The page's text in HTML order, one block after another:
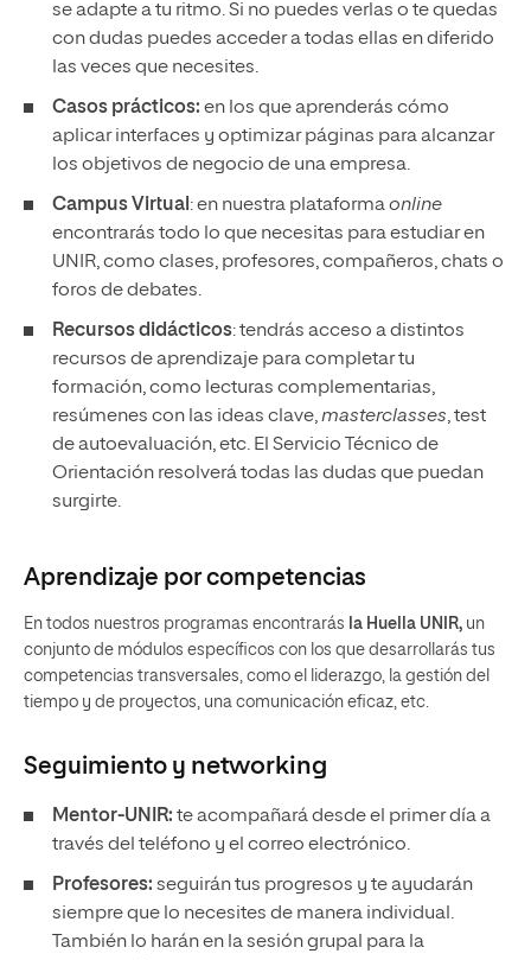
se adapte a tu ritmo. Si no puedes verlas o te quedas
con dudas puedes acceder a todas ellas en diferido
las veces que necesites.
Casos prácticos: en los que aprenderás cómo
aplicar interfaces y optimizar páginas para alcanzar
los objetivos de negocio de una empresa.
Campus Virtual : en nuestra plataformaonline
encontrarás todo lo que necesitas para estudiar en
UNIR, como clases, profesores, compañeros, chats o
foros de debates.
Recursos didácticos: tendrás acceso a distintos
recursos de aprendizaje para completar tu
formación, como lecturas complementarias,
resúmenes con las ideas clave,masterclasses, test
de autoevaluación, etc. El Servicio Técnico de
Orientación resolverá todas las dudas que puedan
surgirte.
Aprendizaje por competencias
En todos nuestros programas encontrarás la Huella UNIR, un
conjunto de módulos específicos con los que desarrollarás tus
competencias transversales, como el liderazgo, la gestión del
tiempo y de proyectos, una comunicación eficaz, etc.
Seguimiento y networking
Mentor-UNIR: te acompañará desde el primer día a
través del teléfono y el correo electrónico.
Profesores: seguirán tus progresos y te ayudarán
siempre que lo necesites de manera individual.
También lo harán en la sesión grupal para la